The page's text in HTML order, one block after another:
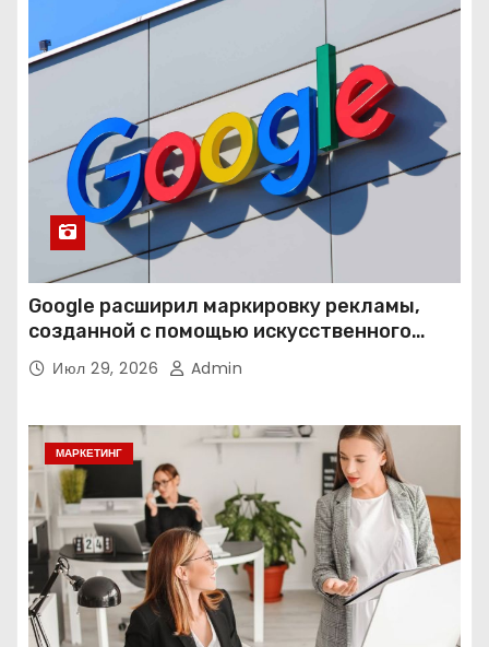
Google расширил маркировку рекламы,
созданной с помощью искусственного
интеллекта
Июл 29, 2026 Admin
МАРКЕТИНГ